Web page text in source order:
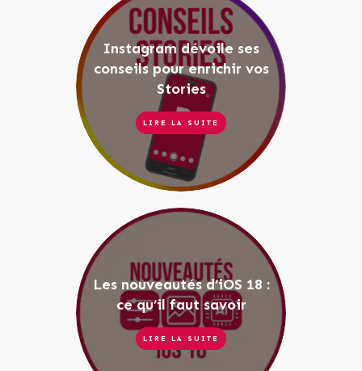
Instagram dévoile ses
conseils pour enrichir vos
Stories
LIRE LA SUITE
Les nouveautés d’iOS 18 :
ce qu’il faut savoir
LIRE LA SUITE